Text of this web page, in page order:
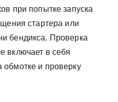
при попытке запуска
стартера или
бендикса. Проверка
включает в себя
и проверку